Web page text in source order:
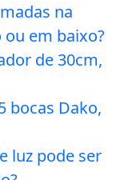
na
em baixo?
de 30cm,
bocas Dako,
luz pode ser